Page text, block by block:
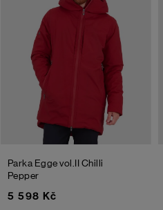
Parka Egge vol.IIChilli
Pepper
5 598 Kč